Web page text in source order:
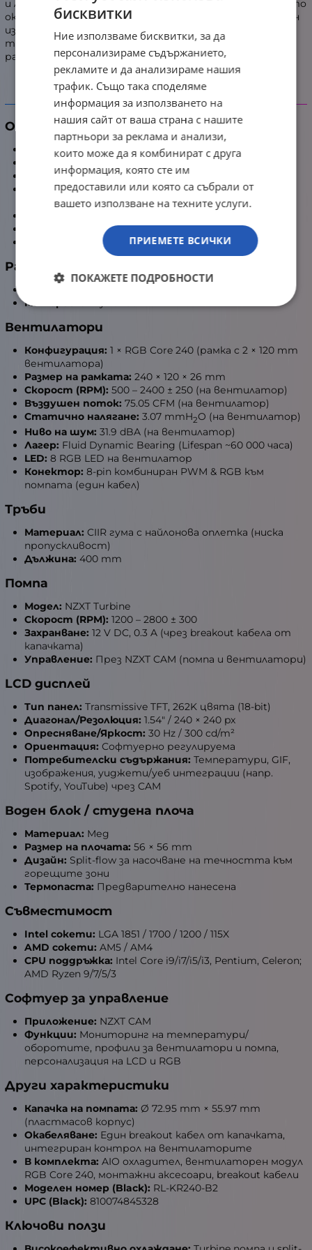
и AMD AM5/AM4, 6-годишната гаранция и опростеното
окабеляване превръщат Kraken Plus 240 RGB в идеален
избор за гейминг и овърклок системи, където се
търсят високоефективно охлаждане, безшумна
работа, дълъг живот и атрактивен дизайн.
Детайлни характеристики
Основни характеристики
AIO воден охладител
Марка и модел:
NZXT Kraken Plus 240 RGB
Размер на радиатора:240mm
RGB осветление:Да – NZXT RGB (управление чрез
CAM, 8-pin към помпата)
72 месеца (6 години)
Радиатор
Материал:
Вентилатори
Конфигурация: 1 × RGB Core 240 (рамка с 2 × 120 mm
вентилатора)
Размер на рамката: 240 × 120 × 26 mm
Скорост (RPM): 500 – 2400 ± 250 (на вентилатор)
Въздушен поток: 75.05 CFM (на вентилатор)
Статично налягане: 3.07 mmH2O (на вентилатор)
Ниво на шум: 31.9 dBA (на вентилатор)
Лагер: Fluid Dynamic Bearing (Lifespan ~60 000 часа)
LED: 8 RGB LED на вентилатор
Конектор: 8-pin комбиниран PWM & RGB към
помпата (един кабел)
Тръби
Материал: CIIR гума с найлонова оплетка (ниска
пропускливост)
Дължина: 400 mm
Помпа
Модел: NZXT Turbine
Скорост (RPM): 1200 – 2800 ± 300
Захранване: 12 V DC, 0.3 A (чрез breakout кабела от
капачката)
Управление: През NZXT CAM (помпа и вентилатори)
LCD дисплей
Тип панел: Transmissive TFT, 262K цвята (18-bit)
Диагонал/Резолюция: 1.54" / 240 × 240 px
Опресняване/Яркост: 30 Hz / 300 cd/m²
Ориентация: Софтуерно регулируема
Потребителски съдържания: Температури, GIF,
изображения, уиджети/уеб интеграции (напр.
Spotify, YouTube) чрез CAM
Воден блок / студена плоча
Материал: Мед
Размер на плочата: 56 × 56 mm
Дизайн: Split-flow за насочване на течността към
горещите зони
Термопаста: Предварително нанесена
Съвместимост
Intel сокети: LGA 1851 / 1700 / 1200 / 115X
AMD сокети: AM5 / AM4
CPU поддръжка: Intel Core i9/i7/i5/i3, Pentium, Celeron;
AMD Ryzen 9/7/5/3
Софтуер за управление
Приложение: NZXT CAM
Функции: Мониторинг на температури/
оборотите, профили за вентилатори и помпа,
персонализация на LCD и RGB
Други характеристики
Капачка на помпата: Ø 72.95 mm × 55.97 mm
(пластмасов корпус)
Окабеляване: Един breakout кабел от капачката,
интегриран контрол на вентилаторите
В комплекта: AIO охладител, вентилаторен модул
RGB Core 240, монтажни аксесоари, breakout кабели
Моделен номер (Black): RL-KR240-B2
UPC (Black): 810074845328
Ключови ползи
бисквитки
Ние използваме бисквитки, за да
персонализираме съдържанието,
рекламите и да анализираме нашия
трафик. Също така споделяме
информация за използването на
нашия сайт от ваша страна с нашите
партньори за реклама и анализи,
които може да я комбинират с друга
информация, която сте им
предоставили или която са събрали от
вашето използване на техните услуги.
ПРИЕМЕТЕ ВСИЧКИ
ПОКАЖЕТЕ ПОДРОБНОСТИ